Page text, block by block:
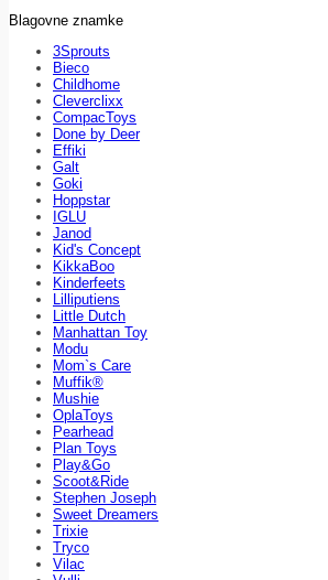
Blagovne znamke
3Sprouts
Bieco
Childhome
Cleverclixx
CompacToys
Done by Deer
Effiki
Galt
Goki
Hoppstar
IGLU
Janod
Kid's Concept
KikkaBoo
Kinderfeets
Lilliputiens
Little Dutch
Manhattan Toy
Modu
Mom`s Care
Muffik®
Mushie
OplaToys
Pearhead
Plan Toys
Play&Go
Scoot&Ride
Stephen Joseph
Sweet Dreamers
Trixie
Tryco
Vilac